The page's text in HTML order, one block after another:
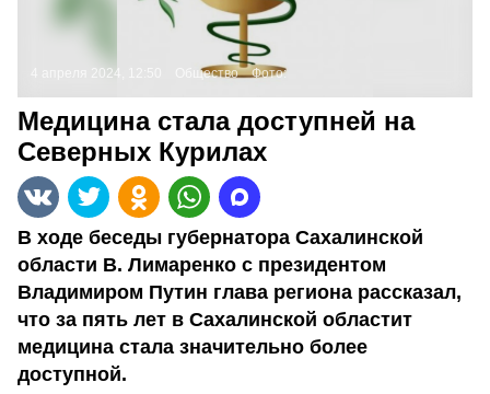
4 апреля 2024, 12:50 Общество Фото:
Медицина стала доступней на
Северных Курилах
В ходе беседы губернатора Сахалинской
области В. Лимаренко с президентом
Владимиром Путин глава региона рассказал,
что за пять лет в Сахалинской областит
медицина стала значительно более
доступной.